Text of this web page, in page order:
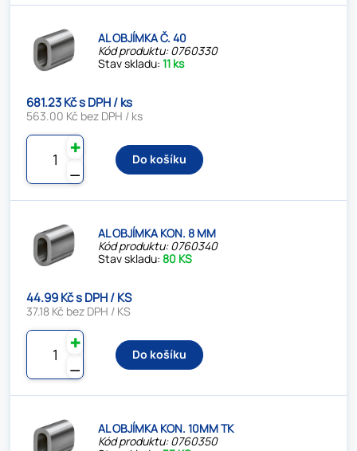
AL OBJÍMKA Č. 40
Kód produktu: 0760330
Stav skladu:11 ks
681.23 Kč s DPH / ks
563.00 Kč bez DPH / ks
⚊
✚
Do košíku
AL OBJÍMKA KON. 8 MM
Kód produktu: 0760340
Stav skladu:80 KS
44.99 Kč s DPH / KS
37.18 Kč bez DPH / KS
⚊
✚
Do košíku
AL OBJÍMKA KON. 10MM TK
Kód produktu: 0760350